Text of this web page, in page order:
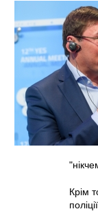
Крім
поліції.